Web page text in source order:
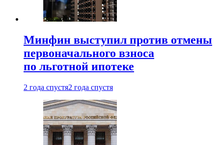
Минфин выступил против отмены
первоначального взноса
по льготной ипотеке
2 года спустя2 года спустя